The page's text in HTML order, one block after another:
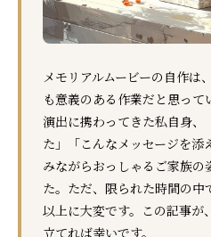
メモリアルムービーの自作は
も意義のある作業だと思っ
演出に携わってきた私自身、
た」「こんなメッセージを添
みながらおっしゃるご家族
た。ただ、限られた時間の
以上に大変です。この記事が
立てれば幸いです。